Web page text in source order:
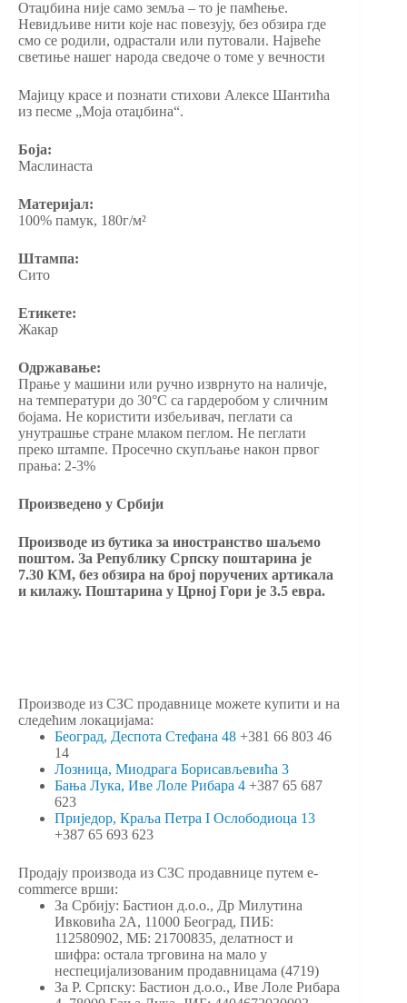
Отаџбина није само земља – то је памћење.
Невидљиве нити које нас повезују, без обзира где
смо се родили, одрастали или путовали. Највеће
светиње нашег народа сведоче о томе у вечности
Мајицу красе и познати стихови Алексе Шантића
из песме „Моја отаџбина“.
Боја:
Маслинаста
Материјал:
100% памук, 180г/м²
Штампа:
Сито
Етикете:
Жакар
Одржавање:
Прање у машини или ручно изврнуто на наличје,
на температури до 30°C са гардеробом у сличним
бојама. Не користити избељивач, пеглати са
унутрашње стране млаком пеглом. Не пеглати
преко штампе. Просечно скупљање након првог
прања: 2-3%
Произведено у Србији
Производе из бутика за иностранство шаљемо
поштом. За Републику Српску поштарина је
7.30 КМ, без обзира на број поручених артикала
и килажу. Поштарина у Црној Гори је 3.5 евра.
Производе из СЗС продавнице можете купити и на
следећим локацијама:
Београд, Деспота Стефана 48 +381 66 803 46
14
Лозница, Миодрага Борисављевића 3
Бања Лука, Иве Лоле Рибара 4 +387 65 687
623
Приједор, Краља Петра I Ослободиоца 13
+387 65 693 623
Продају производа из СЗС продавнице путем e-
commerce врши:
За Србију: Бастион д.о.о., Др Милутина
Ивковића 2А, 11000 Београд, ПИБ:
112580902, МБ: 21700835, делатност и
шифра: остала трговина на мало у
неспецијализованим продавницама (4719)
За Р. Српску: Бастион д.о.о., Иве Лоле Рибара